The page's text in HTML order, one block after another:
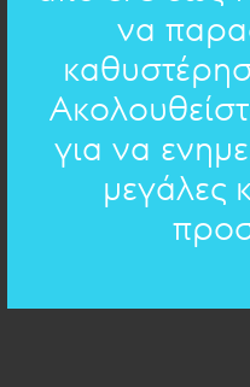
ΔΙΑΣΤΑΣΕΙΣ:
ασήμι,
να
για να
μεγάλες